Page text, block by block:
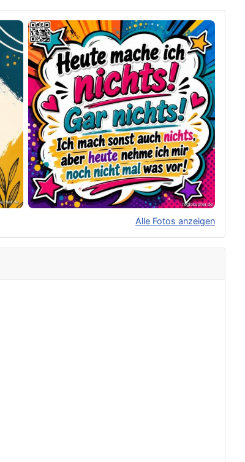
Alle Fotos anzeigen